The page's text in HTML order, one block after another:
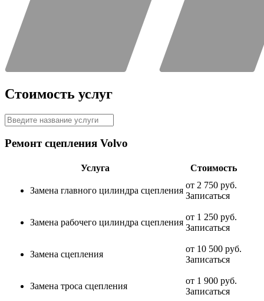
Стоимость услуг
Ремонт сцепления Volvo
Услуга Стоимость
Замена главного цилиндра сцепления
от 2 750 руб.
Записаться
Замена рабочего цилиндра сцепления
от 1 250 руб.
Записаться
Замена сцепления
от 10 500 руб.
Записаться
Замена троса сцепления
от 1 900 руб.
Записаться